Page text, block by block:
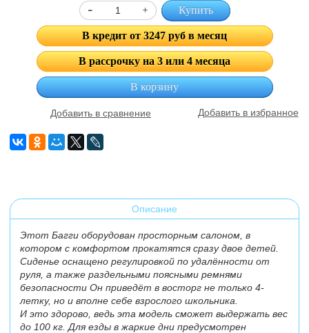
Купить
В кредит от 3247 руб в месяц
В рассрочку на 3 или 4 месяца
В корзину
Добавить в сравнение Добавить в избранное
Описание
Этот Багги оборудован просторным салоном, в
котором с комфортом прокатятся сразу двое детей.
Сиденье оснащено регулировкой по удалённости от
руля, а также раздельными поясными ремнями
безопасности Он приведёт в восторг не только 4-
летку, но и вполне себе взрослого школьника.
И это здорово, ведь эта модель сможет выдержать вес
до 100 кг. Для езды в жаркие дни предусмотрен